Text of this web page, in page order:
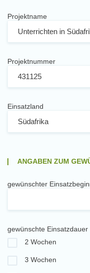
Projektname
Projektnummer
Einsatzland
ANGABEN ZUM
gewünschter
gewünschte Einsatzdauer
2 Wochen
3 Wochen